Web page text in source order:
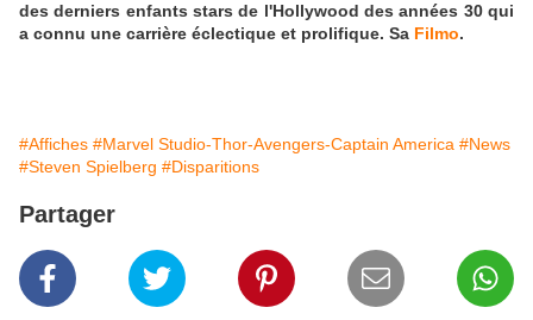
des derniers enfants stars de l'Hollywood des années 30 qui
a connu une carrière éclectique et prolifique. Sa Filmo.
#Affiches #Marvel Studio-Thor-Avengers-Captain America #News
#Steven Spielberg #Disparitions
Partager